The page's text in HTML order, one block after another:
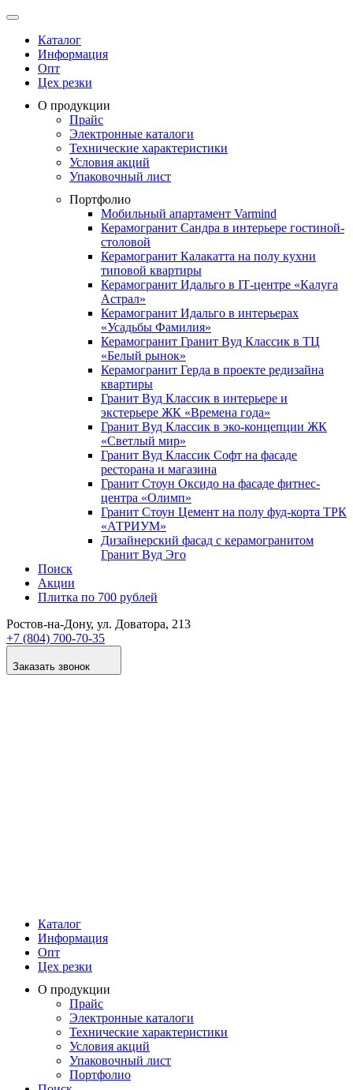
Каталог
Информация
Опт
Цех резки
О продукции
Прайс
Электронные каталоги
Технические характеристики
Условия акций
Упаковочный лист
Портфолио
Мобильный апартамент Varmind
Керамогранит Сандра в интерьере гостиной-
столовой
Керамогранит Калакатта на полу кухни
типовой квартиры
Керамогранит Идальго в IТ-центре «Калуга
Астрал»
Керамогранит Идальго в интерьерах
«Усадьбы Фамилия»
Керамогранит Гранит Вуд Классик в ТЦ
«Белый рынок»
Керамогранит Герда в проекте редизайна
квартиры
Гранит Вуд Классик в интерьере и
экстерьере ЖК «Времена года»
Гранит Вуд Классик в эко-концепции ЖК
«Светлый мир»
Гранит Вуд Классик Софт на фасаде
ресторана и магазина
Гранит Стоун Оксидо на фасаде фитнес-
центра «Олимп»
Гранит Стоун Цемент на полу фуд-корта ТРК
«АТРИУМ»
Дизайнер­ский фасад с керамогранитом
Гранит Вуд Эго
Поиск
Акции
Плитка по 700 рублей
Ростов-на-Дону, ул. Доватора, 213
+7 (804) 700-70-35
Заказать звонок
Каталог
Информация
Опт
Цех резки
О продукции
Прайс
Электронные каталоги
Технические характеристики
Условия акций
Упаковочный лист
Портфолио